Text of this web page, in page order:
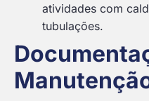
atividades com
tubulações.